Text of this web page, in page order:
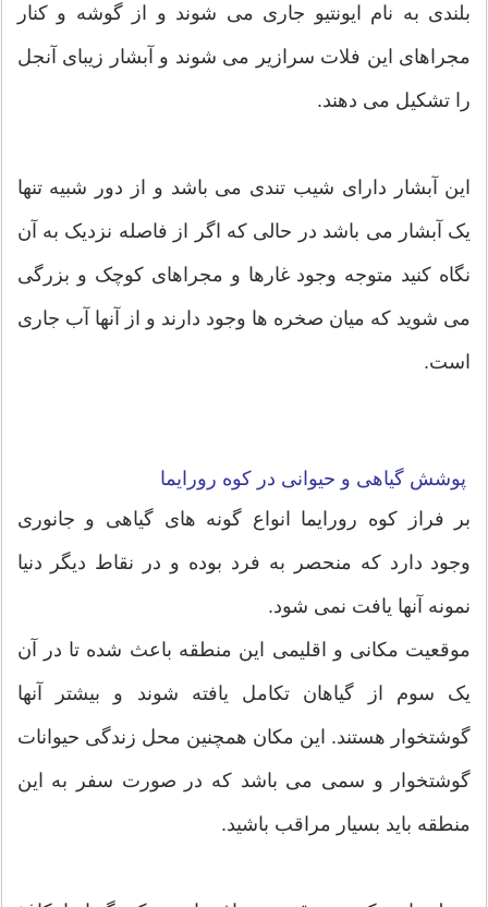
بلندی به نام ایونتیو جاری می شوند و از گوشه و کنار
مجراهای این فلات سرازیر می شوند و آبشار زیبای آنجل
را تشکیل می دهند.
این آبشار دارای شیب تندی می باشد و از دور شبیه تنها
یک آبشار می باشد در حالی که اگر از فاصله نزدیک به آن
نگاه کنید متوجه وجود غارها و مجراهای کوچک و بزرگی
می شوید که میان صخره ها وجود دارند و از آنها آب جاری
است.
پوشش گیاهی و حیوانی در کوه رورایما
بر فراز کوه رورایما انواع گونه های گیاهی و جانوری
وجود دارد که منحصر به فرد بوده و در نقاط دیگر دنیا
نمونه آنها یافت نمی شود.
موقعیت مکانی و اقلیمی این منطقه باعث شده تا در آن
یک سوم از گیاهان تکامل یافته شوند و بیشتر آنها
گوشتخوار هستند. این مکان همچنین محل زندگی حیوانات
گوشتخوار و سمی می باشد که در صورت سفر به این
منطقه باید بسیار مراقب باشید.